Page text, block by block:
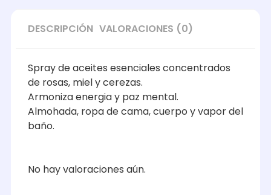
DESCRIPCIÓN VALORACIONES (0)
Spray de aceites esenciales concentrados
de rosas, miel y cerezas.
Armoniza energia y paz mental.
Almohada, ropa de cama, cuerpo y vapor del
baño.
No hay valoraciones aún.